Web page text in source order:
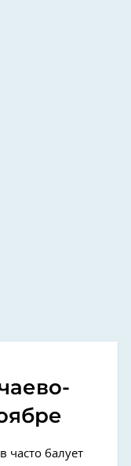
часто балует